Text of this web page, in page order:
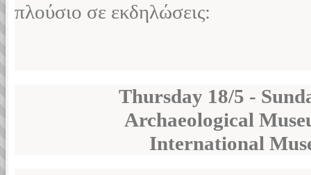
πλούσιο σε εκδηλώσεις:
Thursday 18/5 -
Archaeological
International